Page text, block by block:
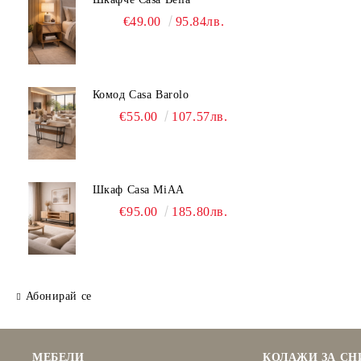
€49.00 95.84лв.
Комод Casa Barolo
€55.00 107.57лв.
Шкаф Casa MiAA
€95.00 185.80лв.
Абонирай се
МЕБЕЛИ КОЛАЖИ ЗА